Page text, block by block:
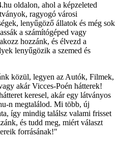
oldalon, ahol a képzeleted
ragyogó városi
lenyűgöző állatok és még sok
a számítógéped vagy
hozzánk, és élvezd a
lenyűgözik a szemed és
közül, legyen az Autók, Filmek,
akár Vicces-Poén hátterek!
keresel, akár egy látványos
n megtalálod. Mi több, új
így mindig találsz valami frisset
és tudd meg, miért választ
forrásának!"